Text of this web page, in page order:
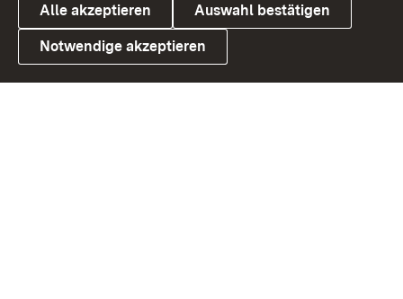
Link zum Landesportal
Alle akzeptieren Auswahl bestätigen
Notwendige akzeptieren